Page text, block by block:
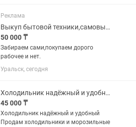
чистые,обслуженных без запаха ,все
вымыто на...
Реклама
Выкуп бытовой техники,самовывоз.
50 000 ₸
Забираем сами,покупаем дорого
рабочее и нет.
Уральск, сегодня
Холодильник надёжный и удобный
45 000 ₸
Холодильник надёжный и удобный
Продам холодильники и морозильные